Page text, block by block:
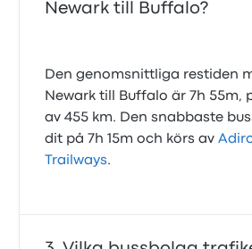
Newark till Buffalo?
Den genomsnittliga restiden
Newark till Buffalo är 7h 55m,
av 455 km. Den snabbaste
dit på 7h 15m och körs av
Trailways.